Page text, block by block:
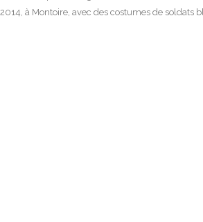
2014, à Montoire, avec des costumes de soldats